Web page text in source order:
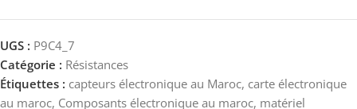
UGS : P9C4_7
Catégorie : Résistances
Étiquettes : capteurs électronique au Maroc, carte électronique
au maroc, Composants électronique au maroc, matériel